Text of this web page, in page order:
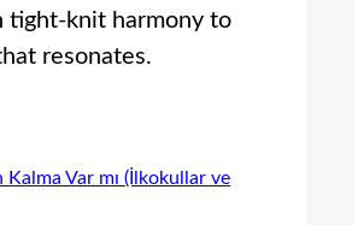
tight-knit harmony to
resonates.
Kalma Var mı (İlkokullar ve